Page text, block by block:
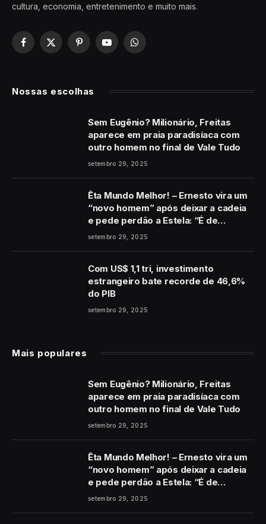
cultura, economia, entretenimento e muito mais.
Facebook
X
PinterestYouTubeWhatsApp
Nossas escolhas
Sem Eugênio? Milionário, Freitas
aparece em praia paradisíaca com
outro homem no final de Vale Tudo
setembro 29, 2025
Êta Mundo Melhor! – Ernesto vira um
“novo homem” após deixar a cadeia
e pede perdão a Estela: “É de
coração”
setembro 29, 2025
Com US$ 1,1 tri, investimento
estrangeiro bate recorde de 46,6%
do PIB
setembro 29, 2025
Mais populares
Sem Eugênio? Milionário, Freitas
aparece em praia paradisíaca com
outro homem no final de Vale Tudo
setembro 29, 2025
Êta Mundo Melhor! – Ernesto vira um
“novo homem” após deixar a cadeia
e pede perdão a Estela: “É de
coração”
setembro 29, 2025